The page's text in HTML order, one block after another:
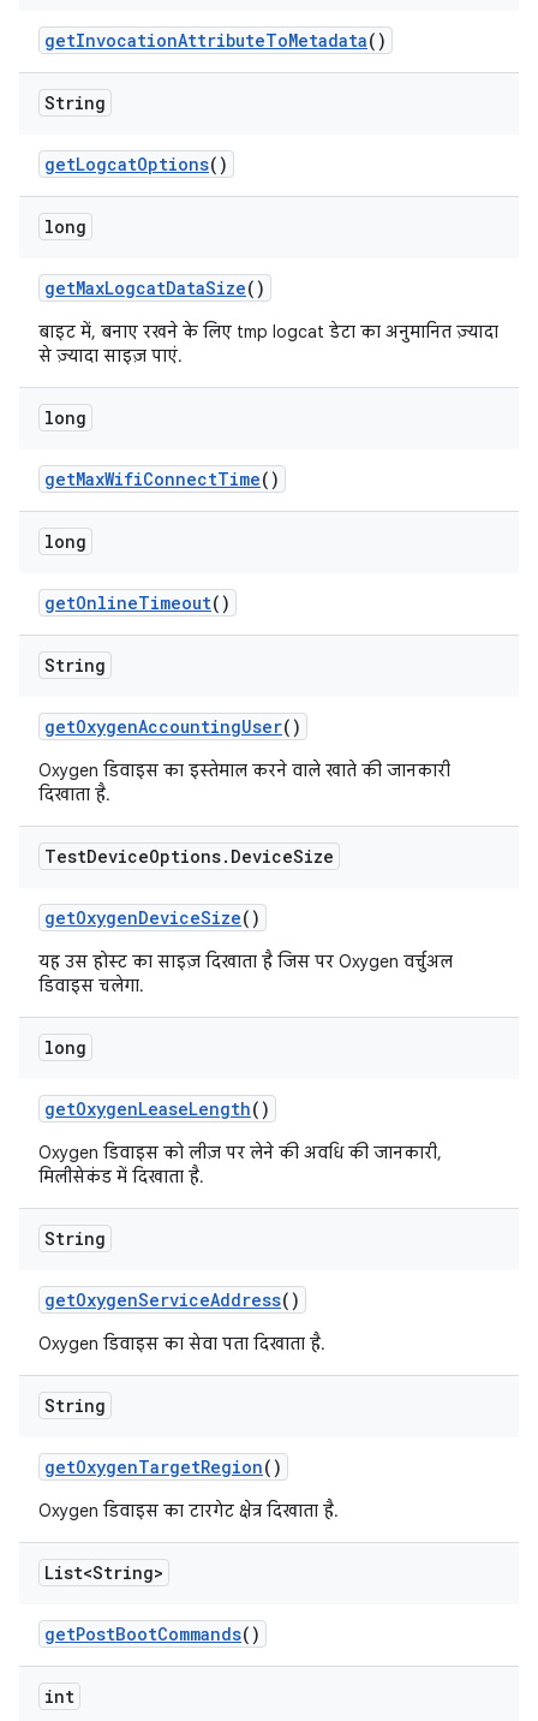
getInvocationAttributeToMetadata()
String
getLogcatOptions()
long
getMaxLogcatDataSize()
बाइट में, बनाए रखने के लिए tmp logcat डेटा का अनुमानित ज़्यादा
से ज़्यादा साइज़ पाएं.
long
getMaxWifiConnectTime()
long
getOnlineTimeout()
String
getOxygenAccountingUser()
Oxygen डिवाइस का इस्तेमाल करने वाले खाते की जानकारी
दिखाता है.
TestDeviceOptions. DeviceSize
getOxygenDeviceSize()
यह उस होस्ट का साइज़ दिखाता है जिस पर Oxygen वर्चुअल
डिवाइस चलेगा.
long
getOxygenLeaseLength()
Oxygen डिवाइस को लीज़ पर लेने की अवधि की जानकारी,
मिलीसेकंड में दिखाता है.
String
getOxygenServiceAddress()
Oxygen डिवाइस का सेवा पता दिखाता है.
String
getOxygenTargetRegion()
Oxygen डिवाइस का टारगेट क्षेत्र दिखाता है.
List<String>
getPostBootCommands()
int